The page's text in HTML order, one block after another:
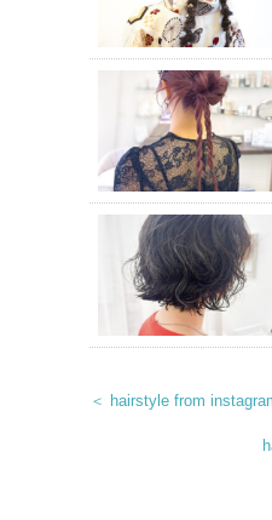
＜ hairstyle from